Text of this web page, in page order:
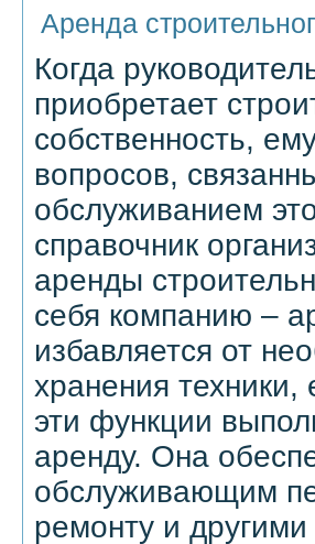
Аренда
Когда
приобретает
собственность,
вопросов,
обслуживанием
справочник
аренды
себя компанию –
избавляется от
хранения
эти функции
аренду. Она
обслуживающим
ремонту и